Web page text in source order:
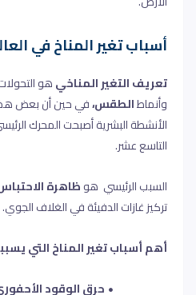
أسباب تغير المناخ في
تعريف التغير المناخيهو
وأنماطالطقس،في حين أن بعض هذه
الأنشطة البشرية أصبحت المحرك
التاسع عشر.
السبب الرئيسي هوظاهرة
تركيز غازات الدفيئة في الغلاف الجوي.
أهم أسباب تغير المناخ التي
حرق الوقود